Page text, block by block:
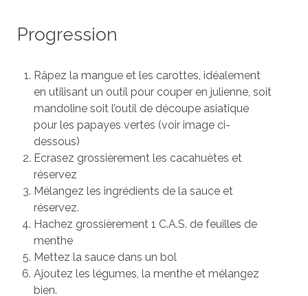
Progression
Râpez la mangue et les carottes, idéalement
en utilisant un outil pour couper en julienne, soit
mandoline soit l’outil de découpe asiatique
pour les papayes vertes (voir image ci-
dessous)
Ecrasez grossièrement les cacahuètes et
réservez
Mélangez les ingrédients de la sauce et
réservez.
Hachez grossièrement 1 C.A.S. de feuilles de
menthe
Mettez la sauce dans un bol
Ajoutez les légumes, la menthe et mélangez
bien.